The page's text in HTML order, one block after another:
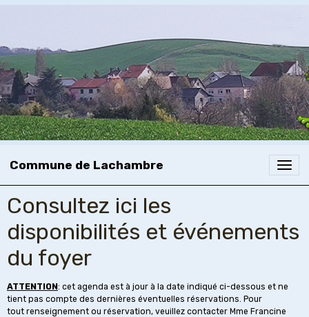
Commune de Lachambre
Consultez ici les
disponibilités et événements
du foyer
ATTENTION : cet agenda est à jour à la date indiqué ci-dessous et ne
tient pas compte des dernières éventuelles réservations. Pour
tout renseignement ou réservation, veuillez contacter Mme Francine